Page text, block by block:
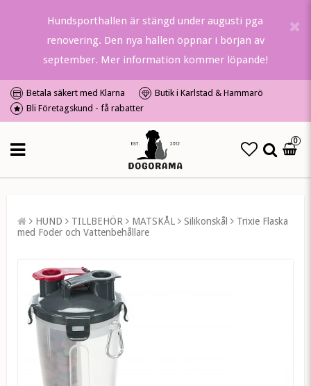
Hundsporthallen är stängd under augusti pga
renovering. Den nya hallen öppnar i början av
september. Mer information kommer löpande!
Betala säkert med Klarna
Butik i Karlstad & Hammarö
Bli Företagskund - få rabatter
0
HUND TILLBEHÖR MATSKÅL Silikonskål
Trixie Flaska
med Foder och Vattenbehållare